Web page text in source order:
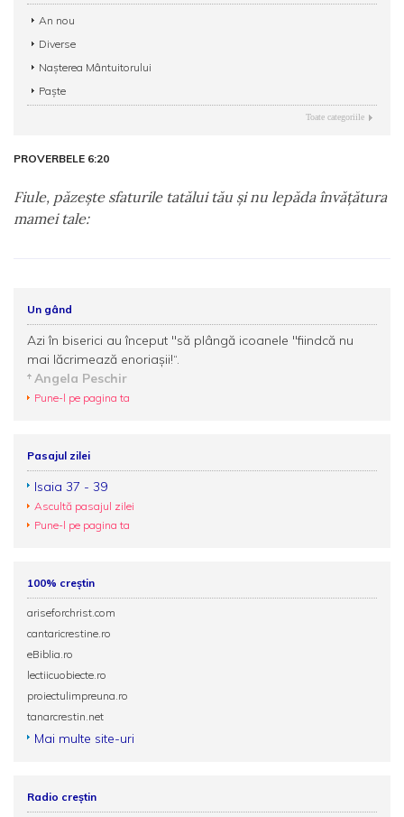
An nou
Diverse
Nașterea Mântuitorului
Paște
Toate categoriile
PROVERBELE 6:20
Fiule, păzeşte sfaturile tatălui tău şi nu lepăda învăţătura
mamei tale:
Un gând
Azi în biserici au început "să plângă icoanele "fiindcă nu
mai lăcrimează enoriașii!“.
Angela Peschir
Pune-l pe pagina ta
Pasajul zilei
Isaia 37 - 39
Ascultă pasajul zilei
Pune-l pe pagina ta
100% creștin
ariseforchrist.com
cantaricrestine.ro
eBiblia.ro
lectiicuobiecte.ro
proiectulimpreuna.ro
tanarcrestin.net
Mai multe site-uri
Radio creștin